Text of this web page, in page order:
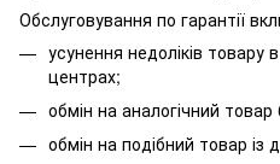
Обслуговування по гарантії
усунення недоліків товару
центрах;
обмін на аналогічний
обмін на подібний товар із